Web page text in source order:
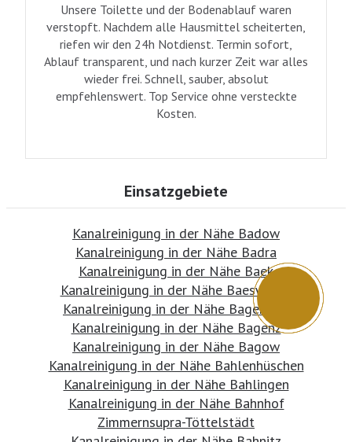
Unsere Toilette und der Bodenablauf waren
verstopft. Nachdem alle Hausmittel scheiterten,
riefen wir den 24h Notdienst. Termin sofort,
Ablauf transparent, und nach kurzer Zeit war alles
wieder frei. Schnell, sauber, absolut
empfehlenswert. Top Service ohne versteckte
Kosten.
Einsatzgebiete
Kanalreinigung in der Nähe Badow
Kanalreinigung in der Nähe Badra
Kanalreinigung in der Nähe Baek
Kanalreinigung in der Nähe Baesweiler
Kanalreinigung in der Nähe Bagemühl
Kanalreinigung in der Nähe Bagenz
Kanalreinigung in der Nähe Bagow
Kanalreinigung in der Nähe Bahlenhüschen
Kanalreinigung in der Nähe Bahlingen
Kanalreinigung in der Nähe Bahnhof
Zimmernsupra-Töttelstädt